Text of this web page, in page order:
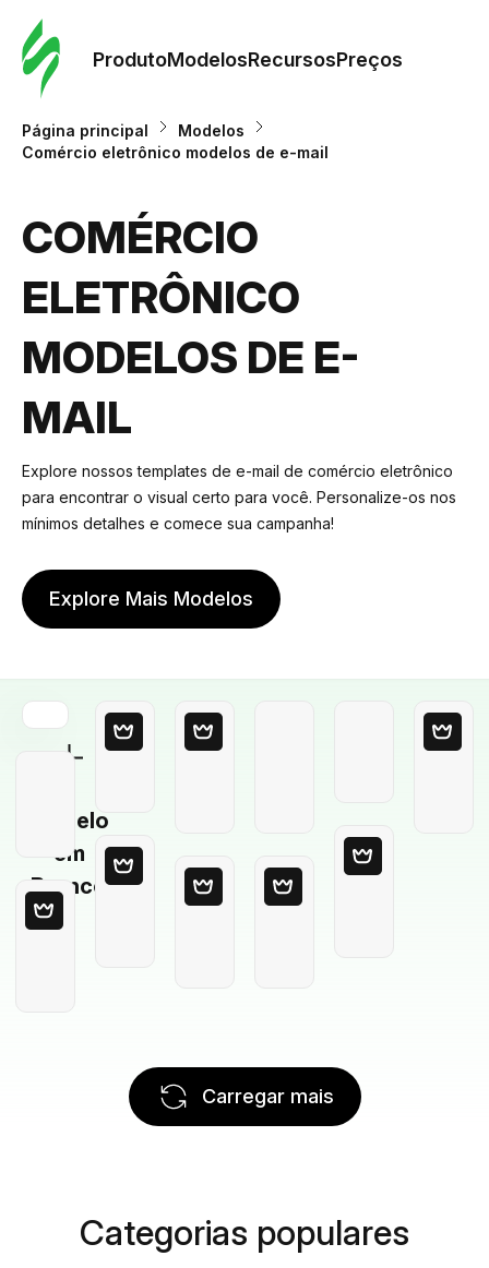
ProdutoModelosRecursosPreços
Página principal
Modelos
Comércio eletrônico modelos de e-mail
COMÉRCIO
ELETRÔNICO
MODELOS DE E-
MAIL
Explore nossos templates de e-mail de comércio eletrônico
para encontrar o visual certo para você. Personalize-os nos
mínimos detalhes e comece sua campanha!
Explore Mais Modelos
Modelo
em
Branco
Carregar mais
Categorias populares